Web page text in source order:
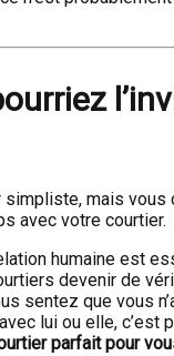
simpliste, mais vous
avec votre courtier.
humaine est
devenir de
sentez que vous
lui ou elle, c’est
parfait pour